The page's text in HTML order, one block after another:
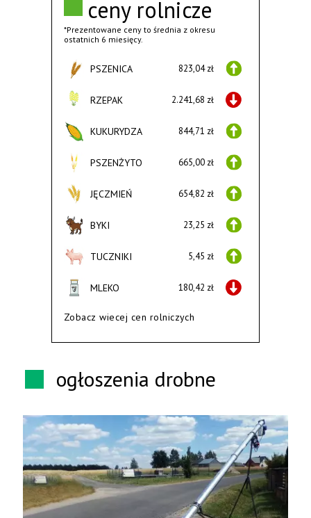
ceny rolnicze
*Prezentowane ceny to średnia z okresu
ostatnich 6 miesięcy.
PSZENICA 823,04 zł
RZEPAK 2.241,68 zł
KUKURYDZA 844,71 zł
PSZENŻYTO 665,00 zł
JĘCZMIEŃ 654,82 zł
BYKI 23,25 zł
TUCZNIKI 5,45 zł
MLEKO 180,42 zł
Zobacz wiecej cen rolniczych
ogłoszenia drobne